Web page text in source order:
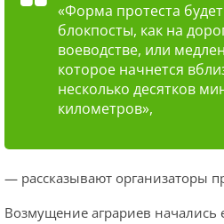
«Форма протеста
блокпосты, как на
воеводстве, или
которое начнется
несколько десятков
километров»,
— рассказывают организаторы
Возмущение аграриев